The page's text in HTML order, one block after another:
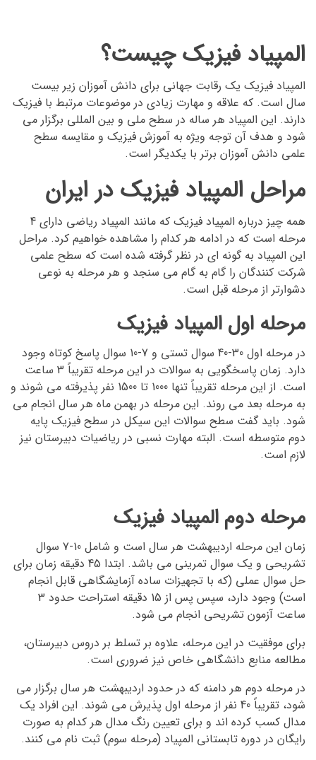
المپیاد فیزیک چیست؟
المپیاد فیزیک یک رقابت جهانی برای دانش آموزان زیر بیست
سال است. که علاقه و مهارت زیادی در موضوعات مرتبط با فیزیک
دارند. این المپیاد هر ساله در سطح ملی و بین المللی برگزار می
شود و هدف آن توجه ویژه به آموزش فیزیک و مقایسه سطح
علمی دانش آموزان برتر با یکدیگر است.
مراحل المپیاد فیزیک در ایران
همه چیز درباره المپیاد فیزیک که مانند المپیاد ریاضی دارای 4
مرحله است که در ادامه هر کدام را مشاهده خواهیم کرد. مراحل
این المپیاد به گونه ای در نظر گرفته شده است که سطح علمی
شرکت کنندگان را گام به گام می سنجد و هر مرحله به نوعی
دشوارتر از مرحله قبل است.
مرحله اول المپیاد فیزیک
در مرحله اول 30-40 سوال تستی و 7-10 سوال پاسخ کوتاه وجود
دارد. زمان پاسخگویی به سوالات در این مرحله تقریباً 3 ساعت
است. از این مرحله تقریباً تنها 1000 تا 1500 نفر پذیرفته می شوند و
به مرحله بعد می روند. این مرحله در بهمن ماه هر سال انجام می
شود. باید گفت سطح سوالات این سیکل در سطح فیزیک پایه
دوم متوسطه است. البته مهارت نسبی در ریاضیات دبیرستان نیز
لازم است.
مرحله دوم المپیاد فیزیک
زمان این مرحله اردیبهشت هر سال است و شامل 10-7 سوال
تشریحی و یک سوال تمرینی می باشد. ابتدا 45 دقیقه زمان برای
حل سوال عملی (که با تجهیزات ساده آزمایشگاهی قابل انجام
است) وجود دارد، سپس پس از 15 دقیقه استراحت حدود 3
ساعت آزمون تشریحی انجام می شود.
برای موفقیت در این مرحله، علاوه بر تسلط بر دروس دبیرستان،
مطالعه منابع دانشگاهی خاص نیز ضروری است.
در مرحله دوم هر دامنه که در حدود اردیبهشت هر سال برگزار می
شود، تقریباً 40 نفر از مرحله اول پذیرش می شوند. این افراد یک
مدال کسب کرده اند و برای تعیین رنگ مدال هر کدام به صورت
رایگان در دوره تابستانی المپیاد (مرحله سوم) ثبت نام می کنند.